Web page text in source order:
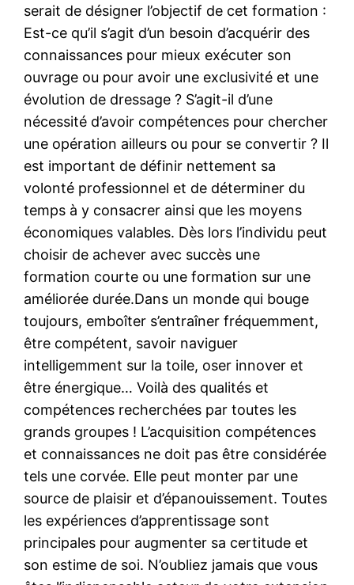
serait de désigner l’objectif de cet formation :
Est-ce qu’il s’agit d’un besoin d’acquérir des
connaissances pour mieux exécuter son
ouvrage ou pour avoir une exclusivité et une
évolution de dressage ? S’agit-il d’une
nécessité d’avoir compétences pour chercher
une opération ailleurs ou pour se convertir ? Il
est important de définir nettement sa
volonté professionnel et de déterminer du
temps à y consacrer ainsi que les moyens
économiques valables. Dès lors l’individu peut
choisir de achever avec succès une
formation courte ou une formation sur une
améliorée durée.Dans un monde qui bouge
toujours, emboîter s’entraîner fréquemment,
être compétent, savoir naviguer
intelligemment sur la toile, oser innover et
être énergique… Voilà des qualités et
compétences recherchées par toutes les
grands groupes ! L’acquisition compétences
et connaissances ne doit pas être considérée
tels une corvée. Elle peut monter par une
source de plaisir et d’épanouissement. Toutes
les expériences d’apprentissage sont
principales pour augmenter sa certitude et
son estime de soi. N’oubliez jamais que vous